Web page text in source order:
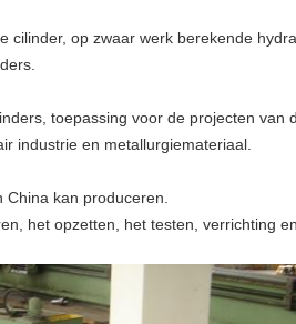
cilinder, op zwaar werk berekende
toepassing voor de projecten van
industrie en metallurgiemateriaal.
China kan produceren.
het opzetten, het testen, verrichting